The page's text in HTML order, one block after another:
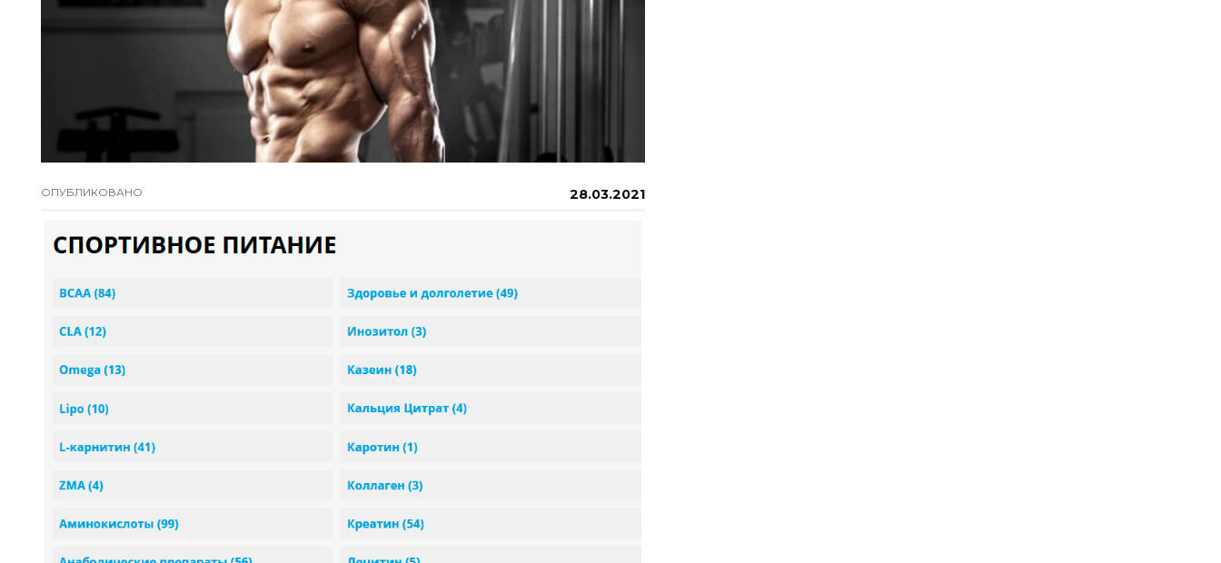
ОПУБЛИКОВАНО 28.03.2021